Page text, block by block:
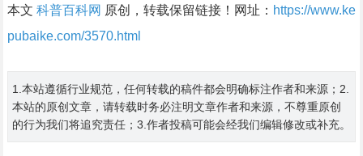
本文 科普百科网 原创，转载保留链接！网址： https://www.ke
pubaike.com/3570.html
1.本站遵循行业规范，任何转载的稿件都会明确标注作者和来源；2.
本站的原创文章，请转载时务必注明文章作者和来源，不尊重原创
的行为我们将追究责任；3.作者投稿可能会经我们编辑修改或补充。